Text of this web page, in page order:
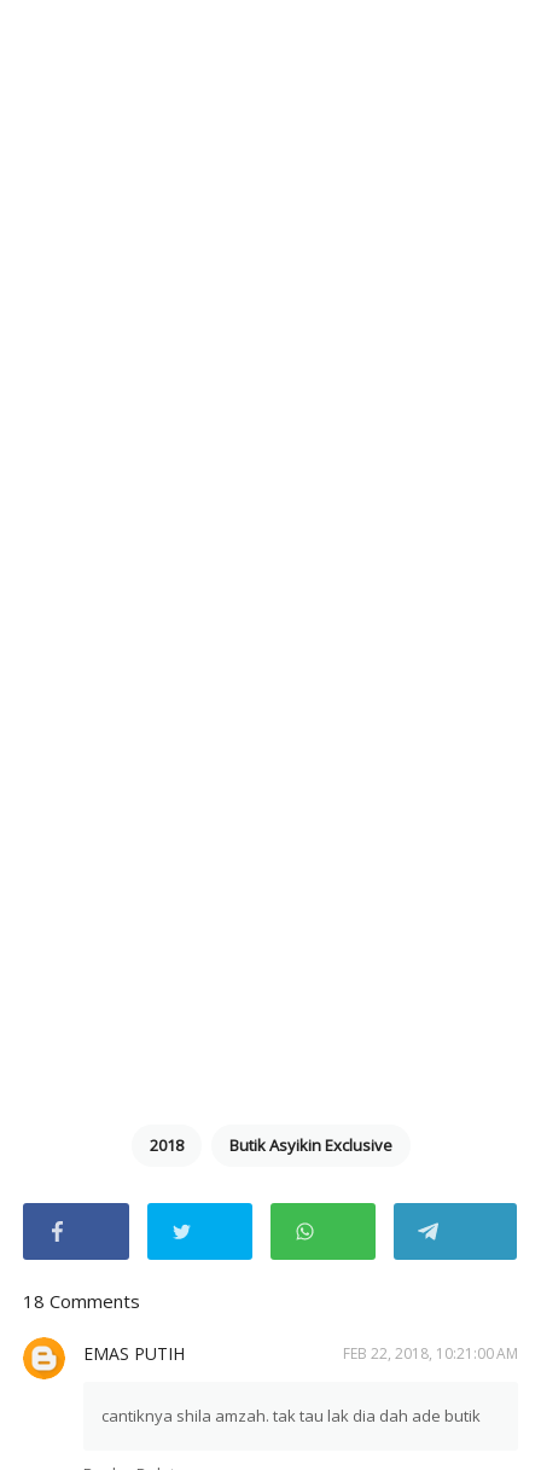
2018 Butik Asyikin Exclusive
18 Comments
EMAS PUTIH FEB 22, 2018, 10:21:00 AM
cantiknya shila amzah. tak tau lak dia dah ade butik